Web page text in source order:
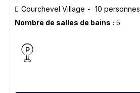
Courchevel Village 10 personnes
Nombre de salles de bains : 5